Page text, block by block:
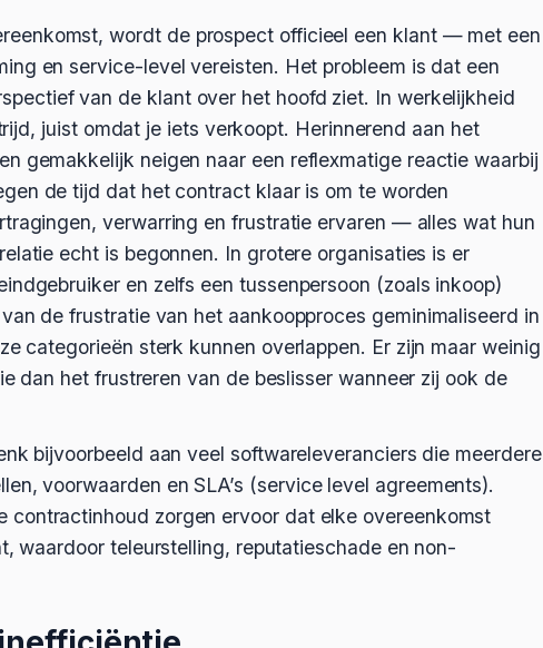
wordt de prospect officieel een klant — met een
en service-level vereisten. Het probleem is dat een
van de klant over het hoofd ziet. In werkelijkheid
juist omdat je iets verkoopt. Herinnerend aan het
gemakkelijk neigen naar een reflexmatige reactie waarbij
de tijd dat het contract klaar is om te worden
verwarring en frustratie ervaren — alles wat hun
echt is begonnen. In grotere organisaties is er
en zelfs een tussenpersoon (zoals inkoop)
de frustratie van het aankoopproces geminimaliseerd in
categorieën sterk kunnen overlappen. Er zijn maar weinig
dan het frustreren van de beslisser wanneer zij ook de
bijvoorbeeld aan veel softwareleveranciers die meerdere
voorwaarden en SLA’s (service level agreements).
contractinhoud zorgen ervoor dat elke overeenkomst
waardoor teleurstelling, reputatieschade en non-